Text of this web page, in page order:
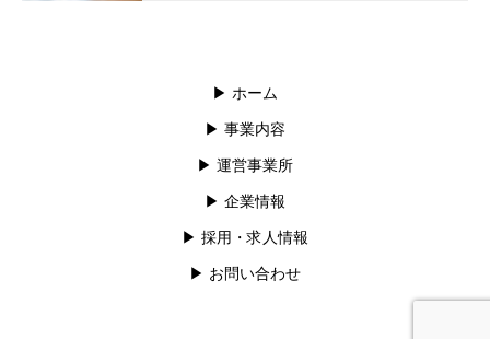
▶︎ ホーム
▶︎ 事業内容
▶︎ 運営事業所
▶︎ 企業情報
▶︎ 採用・求人情報
▶︎ お問い合わせ